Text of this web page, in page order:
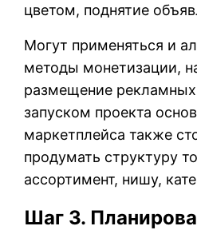
цветом, поднятие
Могут применяться и
методы монетизации,
размещение
запуском проекта
маркетплейса также
продумать структуру
ассортимент, нишу,
Шаг 3.